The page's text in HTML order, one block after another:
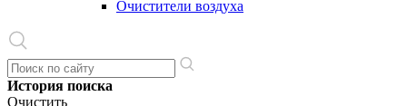
Очистители воздуха
История поиска
Очистить